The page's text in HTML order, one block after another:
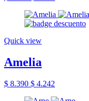
Quick view
Amelia
$ 8.390 $ 4.242